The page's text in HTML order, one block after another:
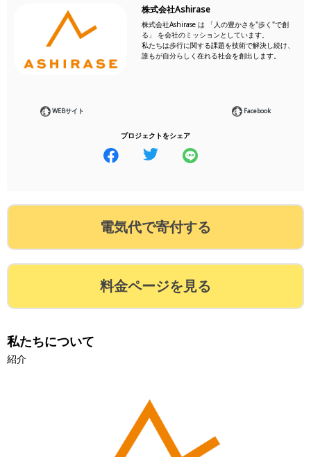
株式会社Ashirase
株式会社Ashirase は 「人の豊かさを"歩く"で創
る」 を会社のミッションとしています。
私たちは歩行に関する課題を技術で解決し続け、
誰もが自分らしく在れる社会を創出します。
WEBサイト Facebook
プロジェクトをシェア
電気代で寄付する
料金ページを見る
私たちについて
紹介